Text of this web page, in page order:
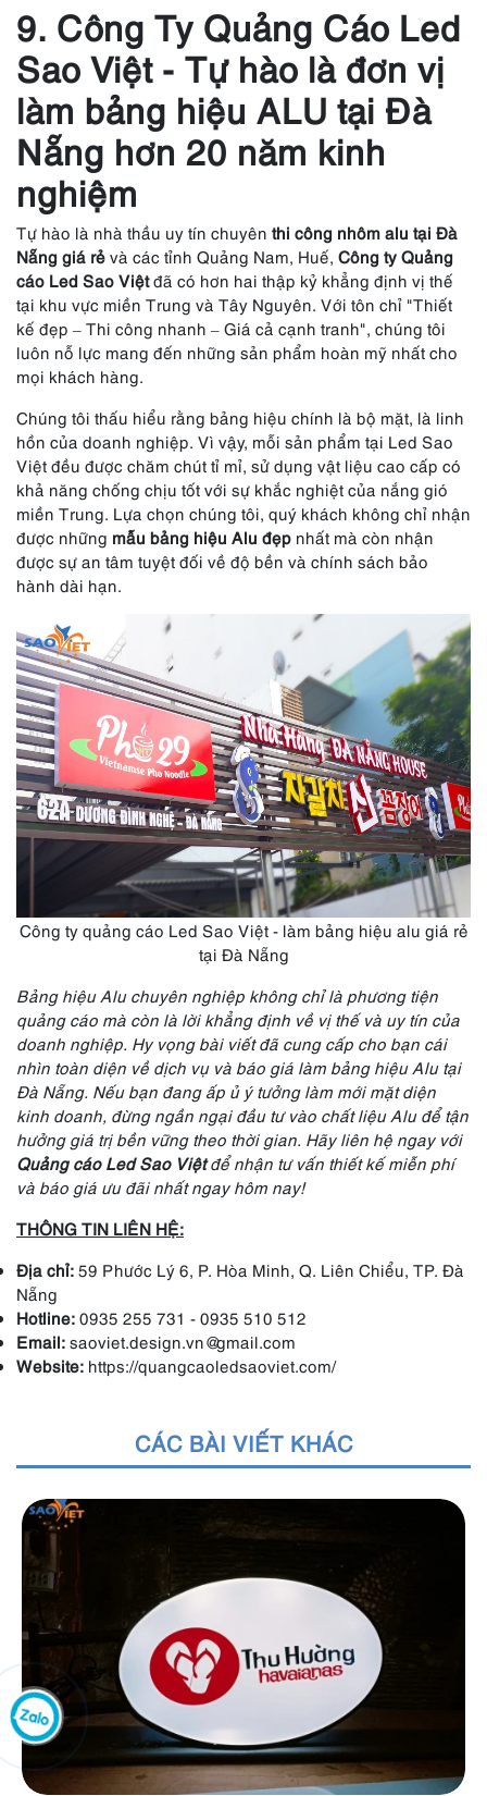
9. Công Ty Quảng Cáo Led
Sao Việt - Tự hào là đơn vị
làm bảng hiệu ALU tại Đà
Nẵng hơn 20 năm kinh
nghiệm
Tự hào là nhà thầu uy tín chuyên thi công nhôm alu tại Đà
Nẵng giá rẻ và các tỉnh Quảng Nam, Huế, Công ty Quảng
cáo Led Sao Việtđã có hơn hai thập kỷ khẳng định vị thế
tại khu vực miền Trung và Tây Nguyên. Với tôn chỉ "Thiết
kế đẹp – Thi công nhanh – Giá cả cạnh tranh", chúng tôi
luôn nỗ lực mang đến những sản phẩm hoàn mỹ nhất cho
mọi khách hàng.
Chúng tôi thấu hiểu rằng bảng hiệu chính là bộ mặt, là linh
hồn của doanh nghiệp. Vì vậy, mỗi sản phẩm tại Led Sao
Việt đều được chăm chút tỉ mỉ, sử dụng vật liệu cao cấp có
khả năng chống chịu tốt với sự khắc nghiệt của nắng gió
miền Trung. Lựa chọn chúng tôi, quý khách không chỉ nhận
được những mẫu bảng hiệu Alu đẹp nhất mà còn nhận
được sự an tâm tuyệt đối về độ bền và chính sách bảo
hành dài hạn.
Công ty quảng cáo Led Sao Việt - làm bảng hiệu alu giá rẻ
tại Đà Nẵng
Bảng hiệu Alu chuyên nghiệp không chỉ là phương tiện
quảng cáo mà còn là lời khẳng định về vị thế và uy tín của
doanh nghiệp. Hy vọng bài viết đã cung cấp cho bạn cái
nhìn toàn diện về dịch vụ và báo giá làm bảng hiệu Alu tại
Đà Nẵng. Nếu bạn đang ấp ủ ý tưởng làm mới mặt diện
kinh doanh, đừng ngần ngại đầu tư vào chất liệu Alu để tận
hưởng giá trị bền vững theo thời gian. Hãy liên hệ ngay với
Quảng cáo Led Sao Việtđể nhận tư vấn thiết kế miễn phí
và báo giá ưu đãi nhất ngay hôm nay!
THÔNG TIN LIÊN HỆ:
Địa chỉ: 59 Phước Lý 6, P. Hòa Minh, Q. Liên Chiểu, TP. Đà
Nẵng
Hotline: 0935 255 731 - 0935 510 512
Email: saoviet.design.vn@gmail.com
Website: https://quangcaoledsaoviet.com/
CÁC BÀI VIẾT KHÁC